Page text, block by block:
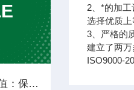
药用甘油的药用价值：保湿、助溶还能促吸收
2、*的加工
选择优质
3、严格的
建立了两
ISO9000-